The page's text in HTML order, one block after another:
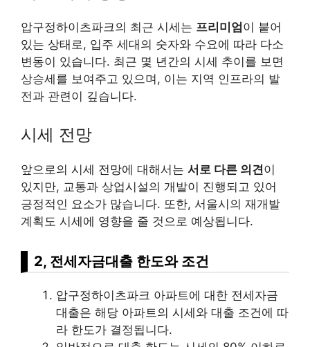
압구정하이츠파크의 최근 시세는 프리미엄이 붙어
있는 상태로, 입주 세대의 숫자와 수요에 따라 다소
변동이 있습니다. 최근 몇 년간의 시세 추이를 보면
상승세를 보여주고 있으며, 이는 지역 인프라의 발
전과 관련이 깊습니다.
시세 전망
앞으로의 시세 전망에 대해서는 서로 다른 의견이
있지만, 교통과 상업시설의 개발이 진행되고 있어
긍정적인 요소가 많습니다. 또한, 서울시의 재개발
계획도 시세에 영향을 줄 것으로 예상됩니다.
2, 전세자금대출 한도와 조건
압구정하이츠파크 아파트에 대한 전세자금
대출은 해당 아파트의 시세와 대출 조건에 따
라 한도가 결정됩니다.